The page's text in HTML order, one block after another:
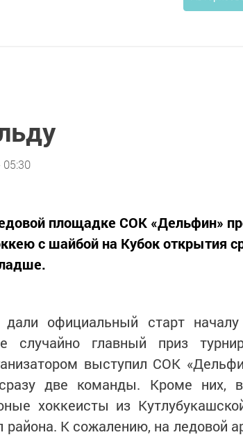
05:30
площадке СОК «Дельфин»
с шайбой на Кубок открытия
дали официальный старт
случайно главный приз
выступил СОК
две команды. Кроме них,
хоккеисты из
района. К сожалению, на ледовой